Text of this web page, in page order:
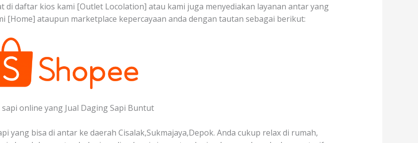
di daftar kios kami [Outlet Locolation] atau kami juga menyediakan layanan antar yang
[Home] ataupun marketplace kepercayaan anda dengan tautan sebagai berikut:
online yang Jual Daging Sapi Buntut
yang bisa di antar ke daerah Cisalak,Sukmajaya,Depok. Anda cukup relax di rumah,